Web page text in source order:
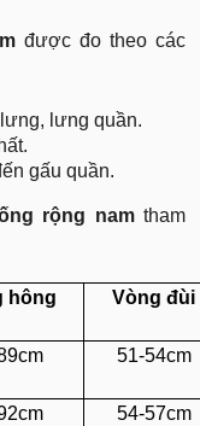
được đo theo các
lưng quần.
gấu quần.
rộng namtham
hông Vòng đùi
51-54cm
54-57cm